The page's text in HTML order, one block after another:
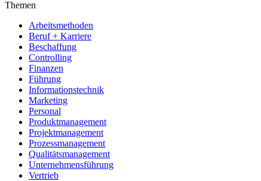
Themen
Arbeitsmethoden
Beruf + Karriere
Beschaffung
Controlling
Finanzen
Führung
Informationstechnik
Marketing
Personal
Produktmanagement
Projektmanagement
Prozessmanagement
Qualitätsmanagement
Unternehmensführung
Vertrieb